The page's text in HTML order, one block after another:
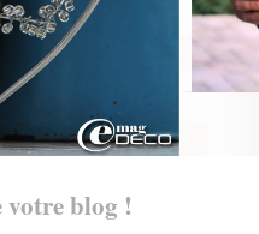
votre blog !